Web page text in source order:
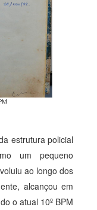
estrutura policial
um pequeno
ao longo dos
alcançou em
o atual 10º BPM